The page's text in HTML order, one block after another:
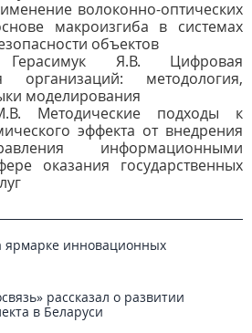
волоконно-оптических
макроизгиба в системах
объектов
Я.В. Цифровая
организаций: методология,
моделирования
Методические подходы к
эффекта от внедрения
информационными
оказания государственных
ярмарке инновационных
рассказал о развитии
в Беларуси